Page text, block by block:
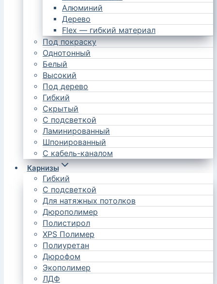
Алюминий
Дерево
Flex — гибкий материал
Под покраску
Однотонный
Белый
Высокий
Под дерево
Гибкий
Скрытый
С подсветкой
Ламинированный
Шпонированный
С кабель-каналом
Карнизы
Гибкий
С подсветкой
Для натяжных потолков
Дюрополимер
Полистирол
XPS Полимер
Полиуретан
Дюрофом
Экополимер
ЛДФ